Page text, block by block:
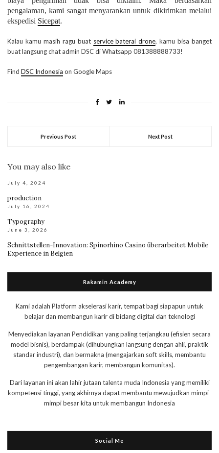
pengalaman, kami sangat menyarankan untuk dikirimkan melalui
ekspedisi Sicepat.
Kalau kamu masih ragu buat service baterai drone, kamu bisa banget
buat langsung chat admin DSC di Whatsapp 081388888733!
Find DSC Indonesia on Google Maps
Previous Post Next Post
You may also like
July 4, 2024
production
July 16, 2024
Typography
June 3, 2026
Schnittstellen-Innovation: Spinorhino Casino überarbeitet Mobile
Experience in Belgien
Rakamin Academy
Kami adalah Platform akselerasi karir, tempat bagi siapapun untuk
belajar dan membangun karir di bidang digital dan teknologi
Menyediakan layanan Pendidikan yang paling terjangkau (efisien secara
model bisnis), berdampak (dihubungkan langsung dengan ahli, praktik
standar industri), dan bermakna (mengajarkan soft skills, membantu
pengembangan karir, membangun komunitas).
Dari layanan ini akan lahir jutaan talenta muda Indonesia yang memiliki
kompetensi tinggi, yang akhirnya dapat membantu mewujudkan mimpi-
mimpi besar kita untuk membangun Indonesia
Social Me